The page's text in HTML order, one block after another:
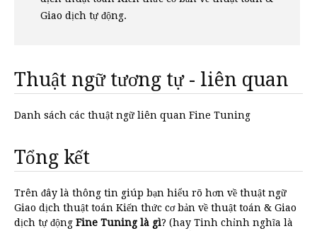
Giao dịch tự động.
Thuật ngữ tương tự - liên quan
Danh sách các thuật ngữ liên quan Fine Tuning
Tổng kết
Trên đây là thông tin giúp bạn hiểu rõ hơn về thuật ngữ
Giao dịch thuật toán Kiến thức cơ bản về thuật toán & Giao
dịch tự động Fine Tuning là gì? (hay Tinh chỉnh nghĩa là